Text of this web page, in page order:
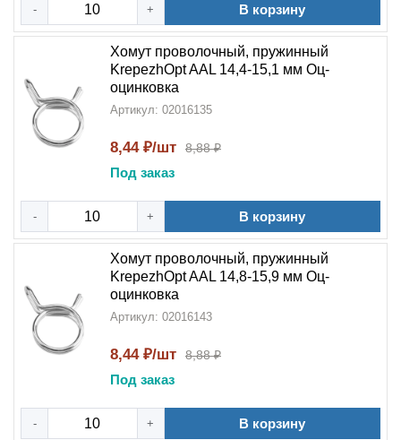
- + В корзину
Хомут проволочный, пружинный
KrepezhOpt AAL 14,4-15,1 мм Оц-
оцинковка
Артикул: 02016135
8,44 ₽/шт 8,88 ₽
Под заказ
- + В корзину
Хомут проволочный, пружинный
KrepezhOpt AAL 14,8-15,9 мм Оц-
оцинковка
Артикул: 02016143
8,44 ₽/шт 8,88 ₽
Под заказ
- + В корзину